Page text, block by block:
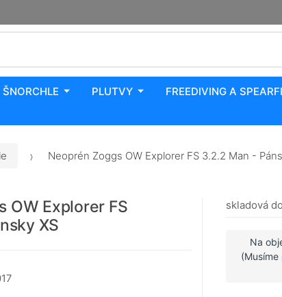
ŠNORCHLE PLUTVY
FREEDIVING A
Neoprén Zoggs OW Explorer FS 3.2.2 Man -
OW Explorer FS
XS
skladová
Na